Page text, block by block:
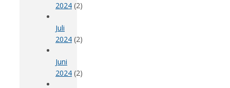
2024 (2)
Juli
2024 (2)
Juni
2024 (2)